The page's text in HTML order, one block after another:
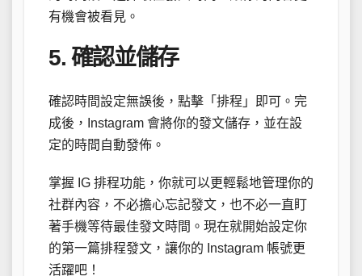
有機會被看見。
5. 確認並儲存
確認時間設定無誤後，點擊「排程」即可。完
成後，Instagram 會將你的發文儲存，並在設
定的時間自動發佈。
掌握 IG 排程功能，你就可以更輕鬆地管理你的
社群內容，不必擔心忘記發文，也不必一直盯
著手機等待最佳發文時間。現在就開始設定你
的第一篇排程發文，讓你的 Instagram 帳號更
活躍吧！